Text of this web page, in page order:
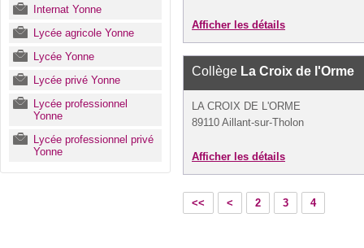
Internat Yonne
Lycée agricole Yonne
Lycée Yonne
Lycée privé Yonne
Lycée professionnel
Yonne
Lycée professionnel privé
Yonne
Afficher les détails
Collège La Croix de l'Orme
LA CROIX DE L'ORME
89110 Aillant-sur-Tholon
Afficher les détails
<< < 2 3 4